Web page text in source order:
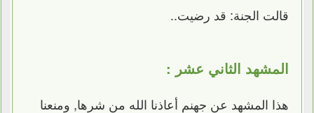
قالت الجنة: قد رضيت..
المشهد الثاني عشر :
هذا المشهد عن جهنم أعاذنا الله من شرها, ومنعنا